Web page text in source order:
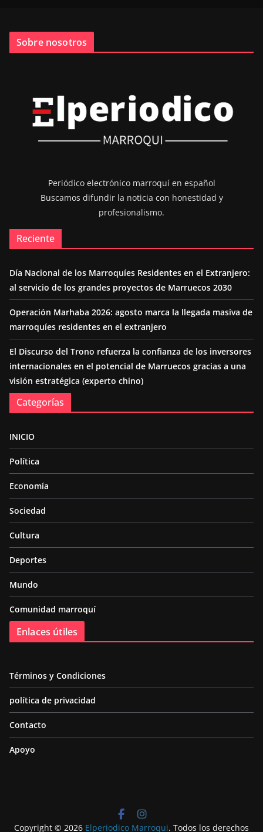
Sobre nosotros
Periódico electrónico marroquí en español
Buscamos difundir la noticia con honestidad y
profesionalismo.
Reciente
Día Nacional de los Marroquíes Residentes en el Extranjero:
al servicio de los grandes proyectos de Marruecos 2030
Operación Marhaba 2026: agosto marca la llegada masiva de
marroquíes residentes en el extranjero
El Discurso del Trono refuerza la confianza de los inversores
internacionales en el potencial de Marruecos gracias a una
visión estratégica (experto chino)
Categorías
INICIO
Política
Economía
Sociedad
Cultura
Deportes
Mundo
Comunidad marroquí
Enlaces útiles
Términos y Condiciones
política de privacidad
Contacto
Apoyo
Copyright © 2026 Elperiodico Marroqui. Todos los derechos